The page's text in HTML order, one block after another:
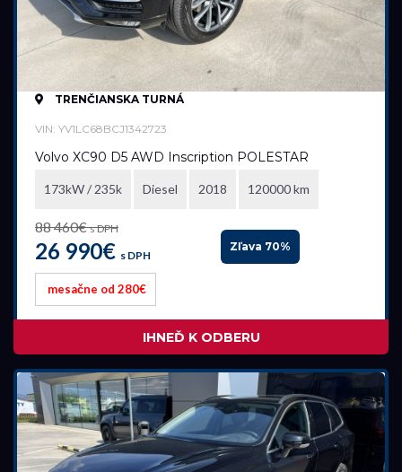
TRENČIANSKA TURNÁ
VIN: YV1LC68BCJ1342723
Volvo XC90 D5 AWD Inscription POLESTAR
173kW / 235k Diesel 2018 120000 km
88 460€s DPH
26 990€ s DPH
Zľava 70%
mesačne od 280€
IHNEĎ K ODBERU